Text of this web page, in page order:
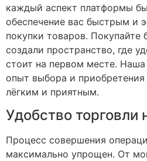
каждый аспект платформы
обеспечение вас быстрым и
покупки товаров.
создали пространство, где
стоит на первом месте.
опыт выбора и
лёгким и приятным.
Удобство торговли
Процесс совершения
максимально упрощен. От